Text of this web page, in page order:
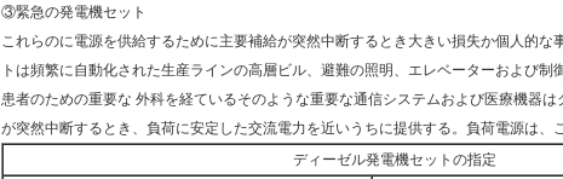
③緊急の発電機セット
これらのに電源を供給するために主要補給が突然中断するとき大きい損失か個人的
トは頻繁に自動化された生産ラインの高層ビル、避難の照明、エレベーターおよび制
患者のための重要な 外科を経ているそのような重要な通信システムおよび医療機器
が突然中断するとき、負荷に安定した交流電力を近いうちに提供する。負荷電源は、
ディーゼル発電機セットの指定